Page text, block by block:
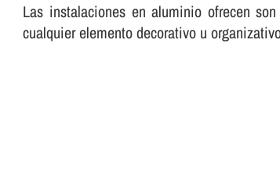
Las instalaciones en aluminio ofrecen
cualquier elemento decorativo u